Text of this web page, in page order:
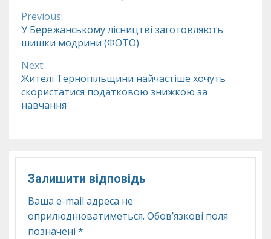
Continue
Reading
Previous:
У Бережанському лісництві заготовляють
шишки модрини (ФОТО)
Next:
Жителі Тернопільщини найчастіше хочуть
скористатися податковою знижкою за
навчання
Залишити відповідь
Ваша e-mail адреса не
оприлюднюватиметься. Обов’язкові поля
позначені *